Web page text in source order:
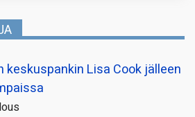
keskuspankin Lisa Cook jälleen